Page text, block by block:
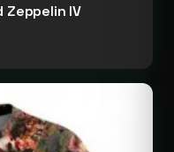
Zeppelin IV